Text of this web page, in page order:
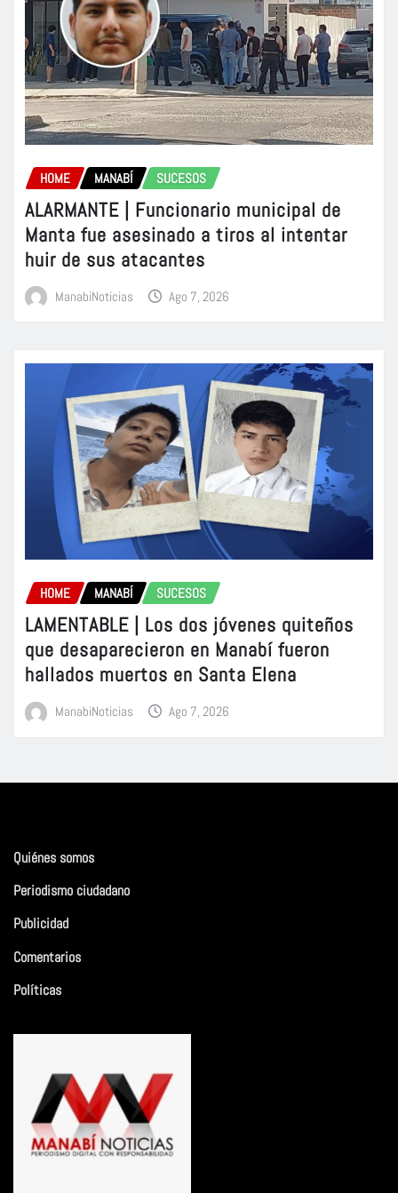
HOME MANABÍ SUCESOS
ALARMANTE | Funcionario municipal de
Manta fue asesinado a tiros al intentar
huir de sus atacantes
ManabiNoticias Ago 7, 2026
HOME MANABÍ SUCESOS
LAMENTABLE | Los dos jóvenes quiteños
que desaparecieron en Manabí fueron
hallados muertos en Santa Elena
ManabiNoticias Ago 7, 2026
Quiénes somos
Periodismo ciudadano
Publicidad
Comentarios
Políticas